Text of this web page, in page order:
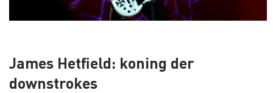
James Hetfield: koning der
downstrokes